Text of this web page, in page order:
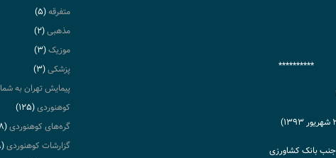
**********
جنب بانک کشاورزی
متفرقه(۵)
مذهبی(۲)
موزیک(۳)
پزشکی(۳)
پیمایش تهران به
کوهنوردی(۱۲۵)
گره‌های کوهنوردی(۸)
گزارشات کوهنوردی(۸)